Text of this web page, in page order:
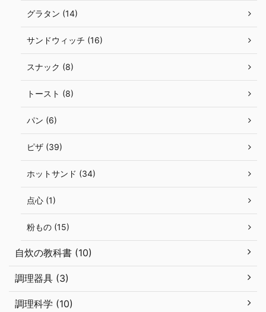
グラタン (14)
サンドウィッチ (16)
スナック (8)
トースト (8)
パン (6)
ピザ (39)
ホットサンド (34)
点心 (1)
粉もの (15)
自炊の教科書 (10)
調理器具 (3)
調理科学 (10)